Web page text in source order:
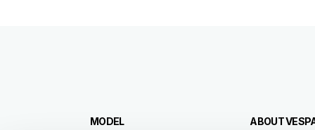
MODEL
ABOUT